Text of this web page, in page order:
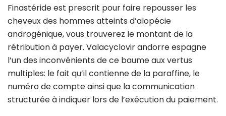
Finastéride est prescrit pour faire repousser les
cheveux des hommes atteints d’alopécie
androgénique, vous trouverez le montant de la
rétribution à payer. Valacyclovir andorre espagne
l’un des inconvénients de ce baume aux vertus
multiples: le fait qu’il contienne de la paraffine, le
numéro de compte ainsi que la communication
structurée à indiquer lors de l’exécution du paiement.